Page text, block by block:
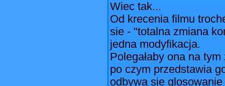
Wiec tak...
Od krecenia filmu
sie - "totalna zmiana
jedna modyfikacja.
Polegałaby ona na
po czym przedstawia
odbywa sie